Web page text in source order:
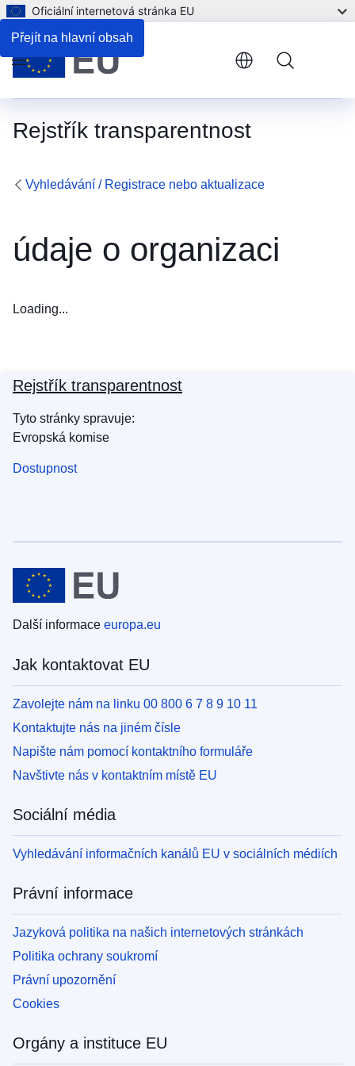
Přejít na hlavní obsah
Oficiální internetová stránka EU
Rejstřík transparentnost
Menu
Vyhledávání / Registrace nebo aktualizace
údaje o organizaci
Loading...
Rejstřík transparentnost
Tyto stránky spravuje:
Evropská komise
Dostupnost
Další informace europa.eu
Jak kontaktovat EU
Zavolejte nám na linku 00 800 6 7 8 9 10 11
Kontaktujte nás na jiném čísle
Napište nám pomocí kontaktního formuláře
Navštivte nás v kontaktním místě EU
Sociální média
Vyhledávání informačních kanálů EU v sociálních médiích
Právní informace
Jazyková politika na našich internetových stránkách
Politika ochrany soukromí
Právní upozornění
Cookies
Orgány a instituce EU